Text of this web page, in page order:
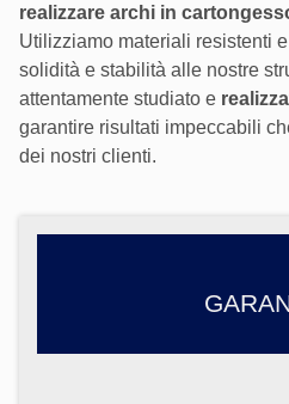
realizzare archi in
Utilizziamo materiali resistenti
solidità e stabilità alle nostre
attentamente studiato e
garantire risultati impeccabili
dei nostri clienti.